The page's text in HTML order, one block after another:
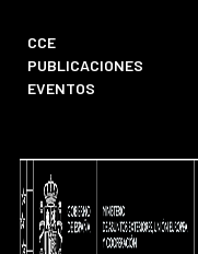
CCE
PUBLICACIONES
EVENTOS